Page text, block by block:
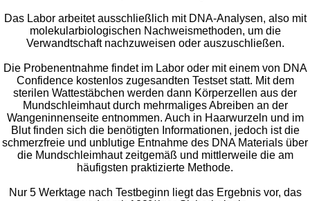
Das Labor arbeitet ausschließlich mit DNA-Analysen, also mit
molekularbiologischen Nachweismethoden, um die
Verwandtschaft nachzuweisen oder auszuschließen.
Die Probenentnahme findet im Labor oder mit einem von DNA
Confidence kostenlos zugesandten Testset statt. Mit dem
sterilen Wattestäbchen werden dann Körperzellen aus der
Mundschleimhaut durch mehrmaliges Abreiben an der
Wangeninnenseite entnommen. Auch in Haarwurzeln und im
Blut finden sich die benötigten Informationen, jedoch ist die
schmerzfreie und unblutige Entnahme des DNA Materials über
die Mundschleimhaut zeitgemäß und mittlerweile die am
häufigsten praktizierte Methode.
Nur 5 Werktage nach Testbeginn liegt das Ergebnis vor, das